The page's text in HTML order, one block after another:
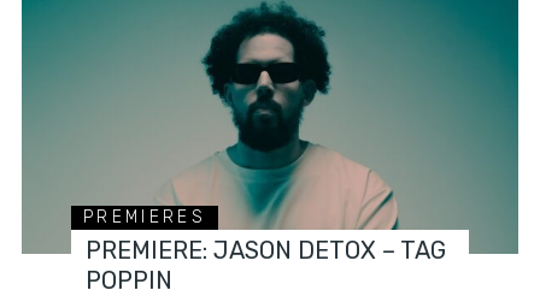
PREMIERES
PREMIERE: JASON DETOX – TAG
POPPIN